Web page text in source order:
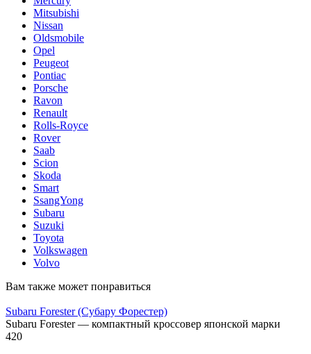
Mitsubishi
Nissan
Oldsmobile
Opel
Peugeot
Pontiac
Porsche
Ravon
Renault
Rolls-Royce
Rover
Saab
Scion
Skoda
Smart
SsangYong
Subaru
Suzuki
Toyota
Volkswagen
Volvo
Вам также может понравиться
Subaru Forester (Субару Форестер)
Subaru Forester — компактный кроссовер японской марки
420